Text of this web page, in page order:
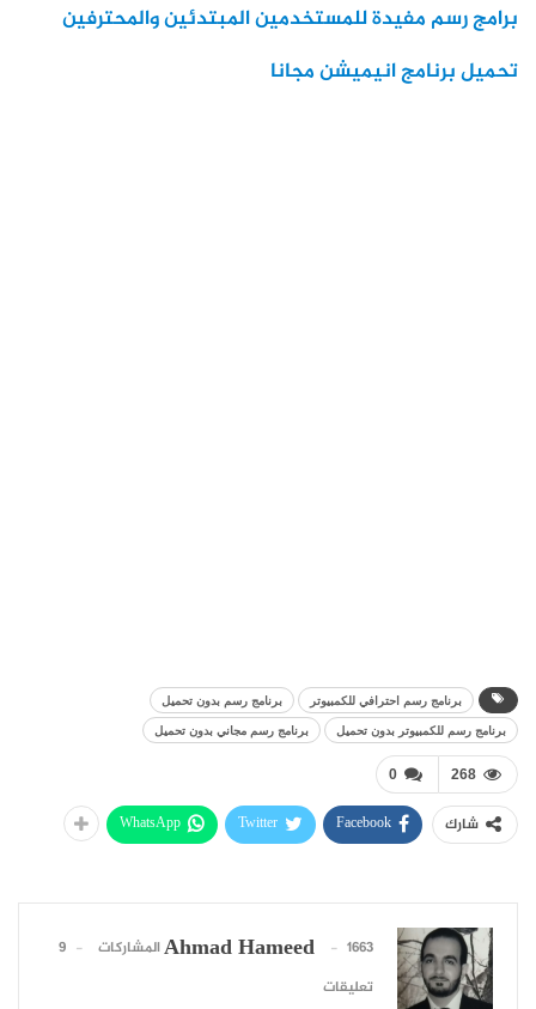
برامج رسم مفيدة للمستخدمين المبتدئين والمحترفين
تحميل برنامج انيميشن مجانا
برنامج رسم احترافي للكمبيوتر
برنامج رسم بدون تحميل
برنامج رسم للكمبيوتر بدون تحميل
برنامج رسم مجاني بدون تحميل
0 268
شارك Facebook
Twitter
WhatsApp
Ahmad Hameed 1663 المشاركات
9
تعليقات